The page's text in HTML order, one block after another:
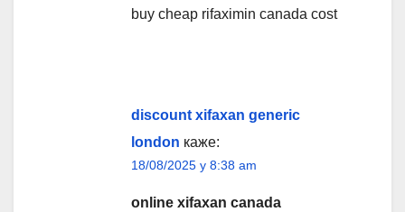
buy cheap rifaximin canada cost
discount xifaxan generic
london каже:
18/08/2025 у 8:38 am
online xifaxan canada